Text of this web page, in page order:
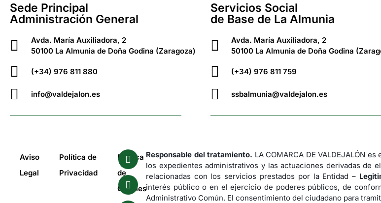
Sede Principal
Administración General
Avda. María Auxiliadora, 2
50100 La Almunia de Doña Godina (Zaragoza)
(+34) 976 811 880
info@valdejalon.es
Servicios Social
de Base de La Almunia
Avda. María Auxiliadora, 2
50100 La Almunia de Doña Godina
(+34) 976 811 759
ssbalmunia@valdejalon.es
Aviso
Legal
Política de
Privacidad
Política
de
Cookies
Responsable del tratamiento. LA COMARCA DE VALDEJALÓN
los expedientes administrativos y las actuaciones derivadas de
relacionadas con los servicios prestados por la Entidad –
interés público o en el ejercicio de poderes públicos, de
Administrativo Común. El consentimiento del ciudadano para